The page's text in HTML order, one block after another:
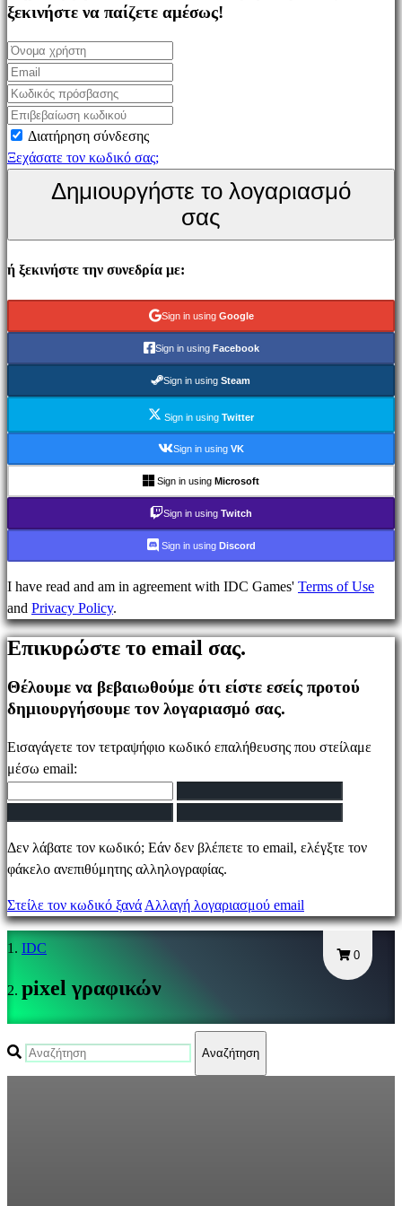
Simulation
Puzzle
Fighting
games
Παρουσιάσεις
Κοινότητα
Εκδηλώσεις
εντός
Μέσα
IDC
Gifts
Λογαριασμός
Εγγραφείτε
Σύνδεση
τον
κωδικό
σας;
Αλλαγή
γλώσσας
AR
BS
CS
DE
ES
FI
ξεκινήστε να παίζετε αμέσως!
Διατήρηση σύνδεσης
Ξεχάσατε τον κωδικό σας;
Δημιουργήστε το λογαριασμό
σας
ή ξεκινήστε την συνεδρία με:
Sign in using Google
Sign in using Facebook
Sign in using Steam
Sign in using Twitter
Sign in using VK
Sign in using Microsoft
Sign in using Twitch
Sign in using Discord
I have read and am in agreement with IDC Games' Terms of Use
and Privacy Policy.
Επικυρώστε το email σας.
Θέλουμε να βεβαιωθούμε ότι είστε εσείς προτού
δημιουργήσουμε τον λογαριασμό σας.
Εισαγάγετε τον τετραψήφιο κωδικό επαλήθευσης που στείλαμε
μέσω email:
Δεν λάβατε τον κωδικό; Εάν δεν βλέπετε το email, ελέγξτε τον
φάκελο ανεπιθύμητης αλληλογραφίας.
Στείλε τον κωδικό ξανά Αλλαγή λογαριασμού email
0
IDC
pixel γραφικών
Αναζήτηση